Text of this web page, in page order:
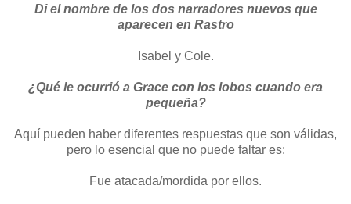
Di el nombre de los dos narradores nuevos que
aparecen en Rastro
Isabel y Cole.
¿Qué le ocurrió a Grace con los lobos cuando era
pequeña?
Aquí pueden haber diferentes respuestas que son válidas,
pero lo esencial que no puede faltar es:
Fue atacada/mordida por ellos.